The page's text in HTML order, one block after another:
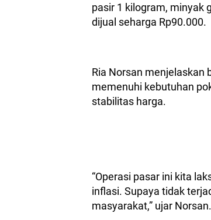
pasir 1 kilogram, minyak
dijual seharga Rp90.000.
Ria Norsan menjelaskan
memenuhi kebutuhan
stabilitas harga.
“Operasi pasar ini kita
inflasi. Supaya tidak
masyarakat,” ujar Norsan.